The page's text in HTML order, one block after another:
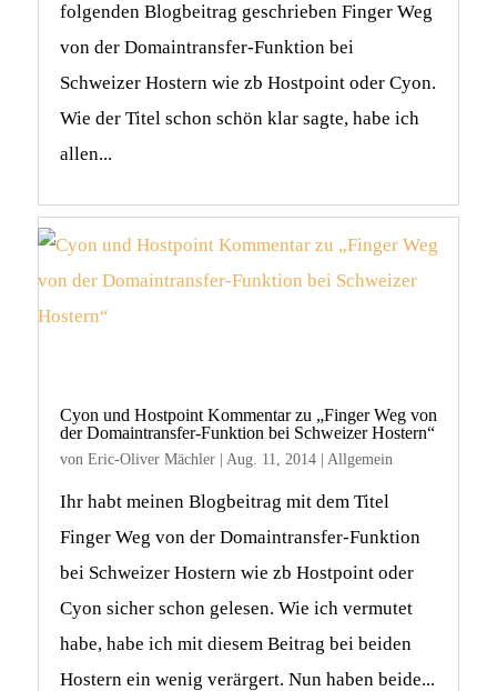
folgenden Blogbeitrag geschrieben Finger Weg
von der Domaintransfer-Funktion bei
Schweizer Hostern wie zb Hostpoint oder Cyon.
Wie der Titel schon schön klar sagte, habe ich
allen...
Cyon und Hostpoint Kommentar zu „Finger Weg von
der Domaintransfer-Funktion bei Schweizer Hostern“
von Eric-Oliver Mächler| Aug. 11, 2014| Allgemein
Ihr habt meinen Blogbeitrag mit dem Titel
Finger Weg von der Domaintransfer-Funktion
bei Schweizer Hostern wie zb Hostpoint oder
Cyon sicher schon gelesen. Wie ich vermutet
habe, habe ich mit diesem Beitrag bei beiden
Hostern ein wenig verärgert. Nun haben beide...